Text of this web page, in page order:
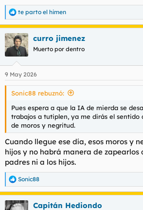
R
e
a
c
c
e
s
te parto el himen
curro jimenez
Muerto por dentro
9 May 2026
Sonic88 rebuznó:
Pues espera a que la IA de mierda se
trabajos a tutiplen, ya me dirás el sentido
de moros y negritud.
Cuando llegue ese día, esos moros y
hijos y no habrá manera de zapearlos
padres ni a los hijos.
R
e
a
c
Sonic88
Capitán Hediondo